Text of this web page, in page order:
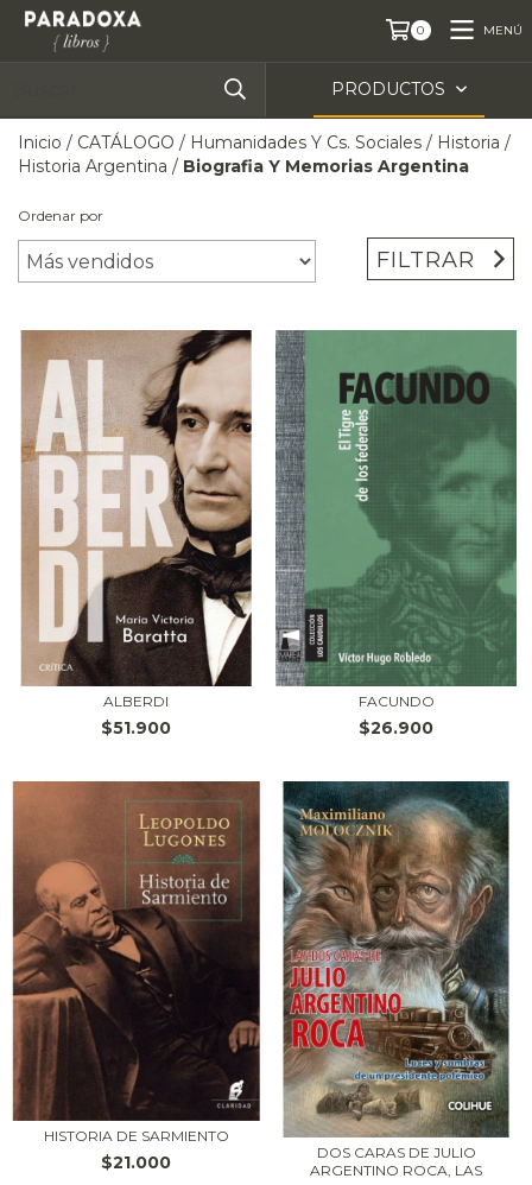
0 MENÚ
PRODUCTOS
Inicio / CATÁLOGO / Humanidades Y Cs. Sociales / Historia /
Historia Argentina / Biografia Y Memorias Argentina
Ordenar por
FILTRAR
ALBERDI
$51.900
FACUNDO
$26.900
HISTORIA DE SARMIENTO
$21.000
DOS CARAS DE JULIO
ARGENTINO ROCA, LAS